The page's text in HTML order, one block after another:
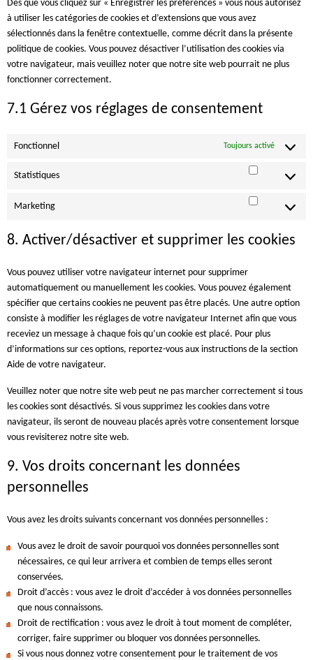
Dès que vous cliquez sur « Enregistrer les préférences » vous nous autorisez
à utiliser les catégories de cookies et d’extensions que vous avez
sélectionnés dans la fenêtre contextuelle, comme décrit dans la présente
politique de cookies. Vous pouvez désactiver l’utilisation des cookies via
votre navigateur, mais veuillez noter que notre site web pourrait ne plus
fonctionner correctement.
7.1 Gérez vos réglages de consentement
Fonctionnel Toujours activé
Statistiques
Statistiques
Marketing
Marketing
8. Activer/désactiver et supprimer les cookies
Vous pouvez utiliser votre navigateur internet pour supprimer
automatiquement ou manuellement les cookies. Vous pouvez également
spécifier que certains cookies ne peuvent pas être placés. Une autre option
consiste à modifier les réglages de votre navigateur Internet afin que vous
receviez un message à chaque fois qu’un cookie est placé. Pour plus
d’informations sur ces options, reportez-vous aux instructions de la section
Aide de votre navigateur.
Veuillez noter que notre site web peut ne pas marcher correctement si tous
les cookies sont désactivés. Si vous supprimez les cookies dans votre
navigateur, ils seront de nouveau placés après votre consentement lorsque
vous revisiterez notre site web.
9. Vos droits concernant les données
personnelles
Vous avez les droits suivants concernant vos données personnelles :
Vous avez le droit de savoir pourquoi vos données personnelles sont
nécessaires, ce qui leur arrivera et combien de temps elles seront
conservées.
Droit d’accès : vous avez le droit d’accéder à vos données personnelles
que nous connaissons.
Droit de rectification : vous avez le droit à tout moment de compléter,
corriger, faire supprimer ou bloquer vos données personnelles.
Si vous nous donnez votre consentement pour le traitement de vos